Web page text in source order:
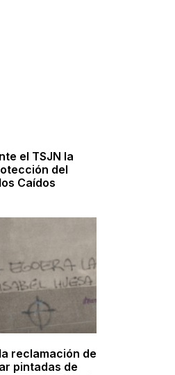
el TSJN la
del
Caídos
reclamación de
pintadas de